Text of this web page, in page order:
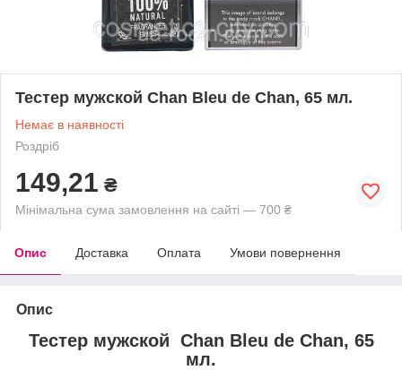
Тестер мужской Chan Bleu de Chan, 65 мл.
Немає в наявності
Роздріб
149,21 ₴
Мінімальна сума замовлення на сайті — 700 ₴
Опис Доставка Оплата Умови повернення
Опис
Тестер мужской Chan Bleu de Chan, 65
мл.